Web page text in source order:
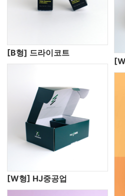
[B형] 드라이코트
[W형] HJ중공업